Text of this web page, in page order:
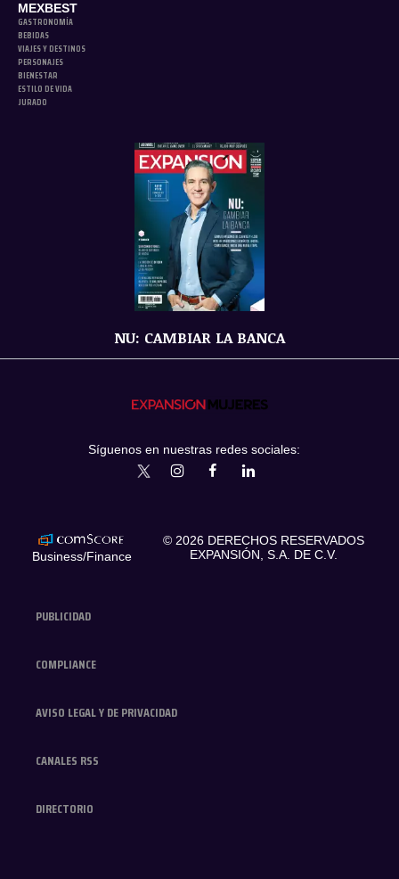
MEXBEST
GASTRONOMÍA
BEBIDAS
VIAJES Y DESTINOS
PERSONAJES
BIENESTAR
ESTILO DE VIDA
JURADO
NU: CAMBIAR LA BANCA
PUBLICIDAD
COMPLIANCE
AVISO LEGAL Y DE PRIVACIDAD
CANALES RSS
DIRECTORIO
Síguenos en nuestras redes sociales:
expansionmxExpansionMex
Business/Finance
© 2026 DERECHOS RESERVADOS
EXPANSIÓN, S.A. DE C.V.